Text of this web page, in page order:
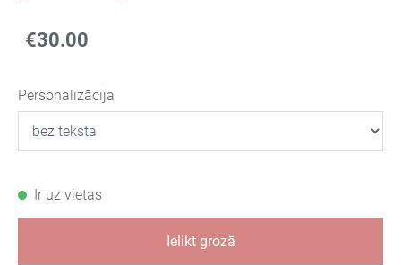
€30.00
Personalizācija
Ir uz vietas
Ielikt grozā